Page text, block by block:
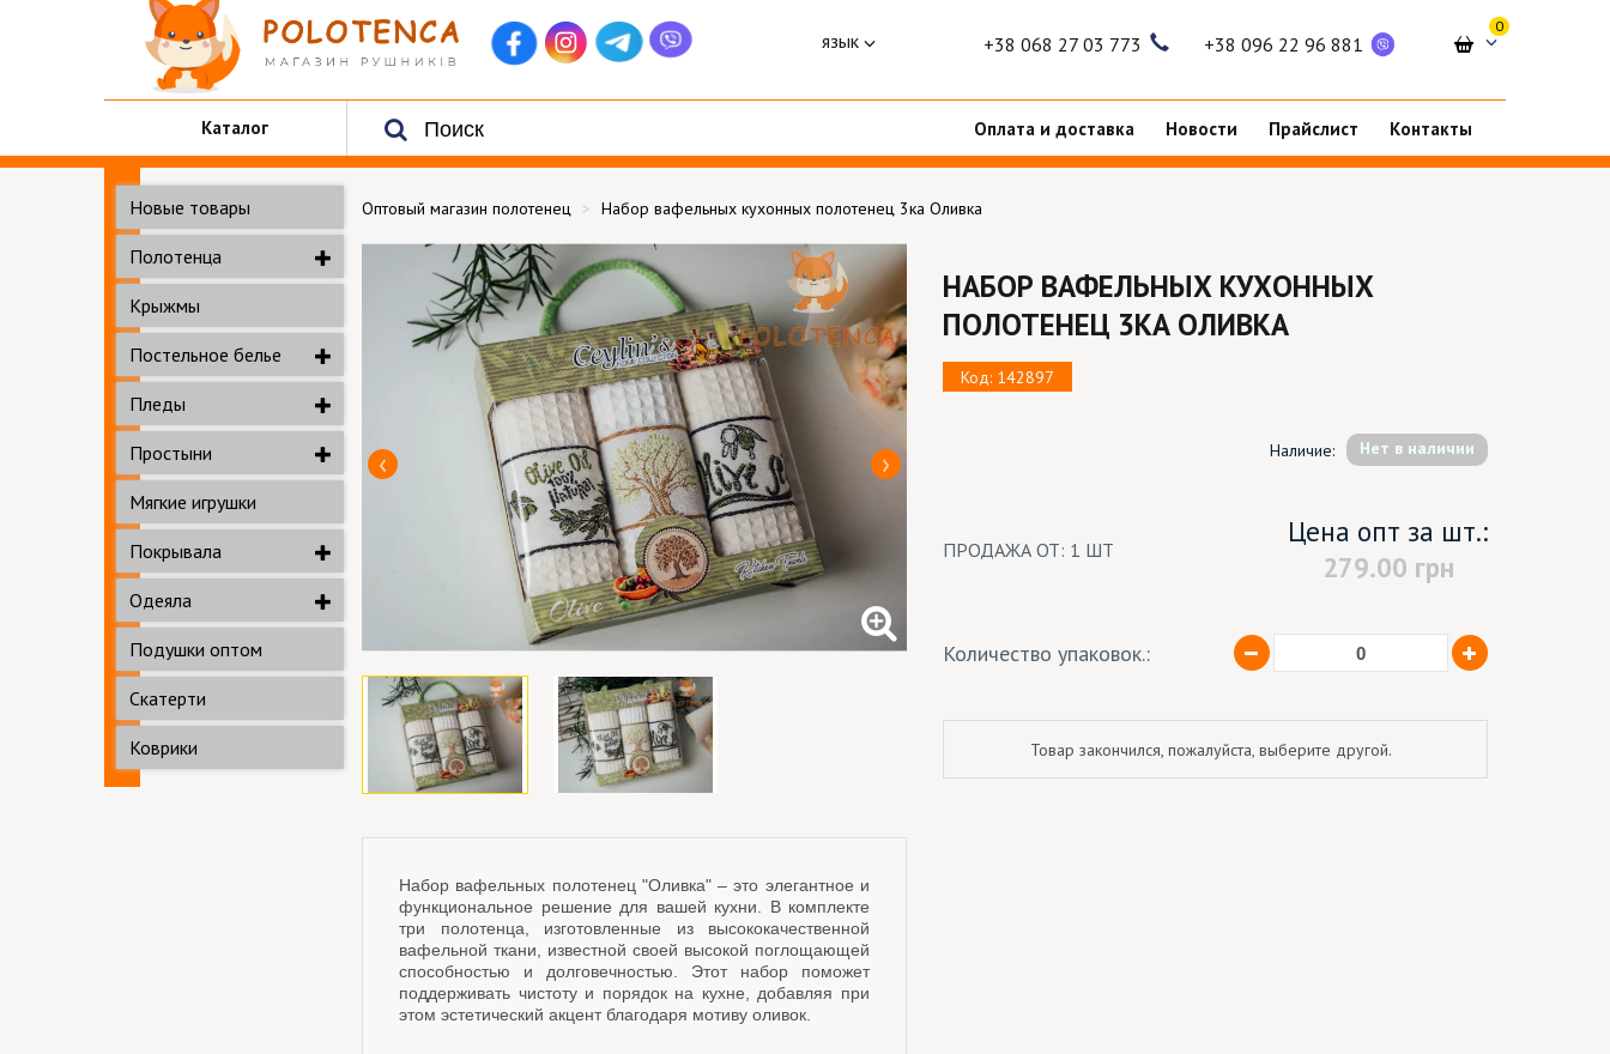
язык +38 068 27 03 773 +38 096 22 96 881
0
Каталог Оплата и доставка Новости Прайслист Контакты
Новые товары
Полотенца
Крыжмы
Постельное белье
Пледы
Простыни
Мягкие игрушки
Покрывала
Одеяла
Подушки оптом
Скатерти
Коврики
Оптовый магазин полотенец Набор вафельных кухонных полотенец 3ка Оливка
Набор вафельных полотенец "Оливка" – это элегантное и
функциональное решение для вашей кухни. В комплекте
три полотенца, изготовленные из высококачественной
вафельной ткани, известной своей высокой поглощающей
способностью и долговечностью. Этот набор поможет
поддерживать чистоту и порядок на кухне, добавляя при
этом эстетический акцент благодаря мотиву оливок.
НАБОР ВАФЕЛЬНЫХ КУХОННЫХ
ПОЛОТЕНЕЦ 3КА ОЛИВКА
Код: 142897
Наличие: Hет в наличии
ПРОДАЖА ОТ: 1 ШТ
Цена опт за шт.:
279.00 грн
Количество упаковок.:
Товар закончился, пожалуйста, выберите другой.